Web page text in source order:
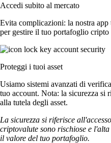
Accedi subito al mercato
Evita complicazioni: la nostra app
per gestire il tuo portafoglio cripto
Proteggi i tuoi asset
Usiamo sistemi avanzati di
tuo account. Nota: la sicurezza si
alla tutela degli asset.
La sicurezza si riferisce
criptovalute sono rischiose e
il valore del tuo portafoglio.